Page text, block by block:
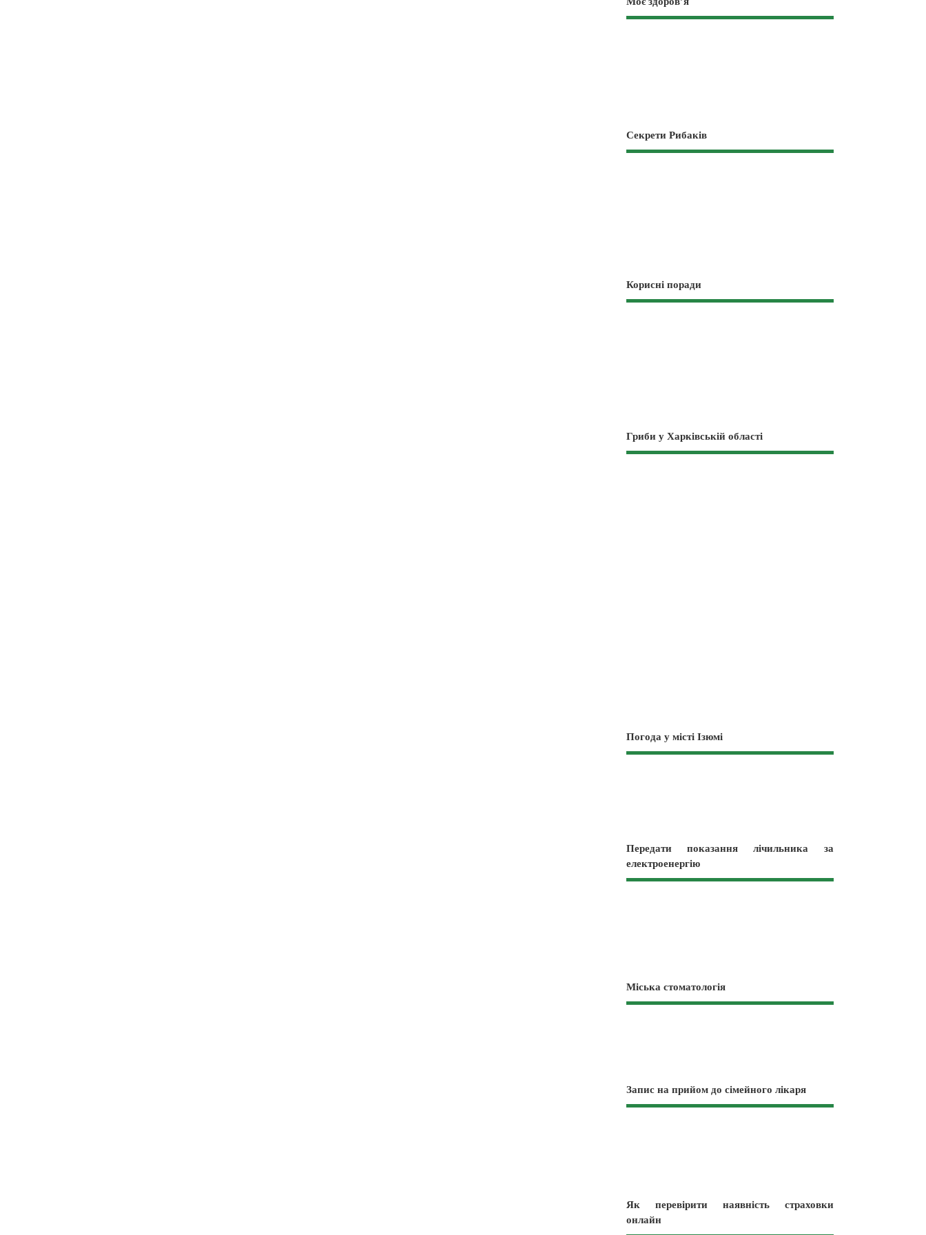
Секрети Рибаків
Корисні поради
Гриби у Харківській області
Погода у місті Ізюмі
Передати показання лічильника за
електроенергію
Міська стоматологія
Запис на прийом до сімейного лікаря
Як перевірити наявність страховки
онлайн